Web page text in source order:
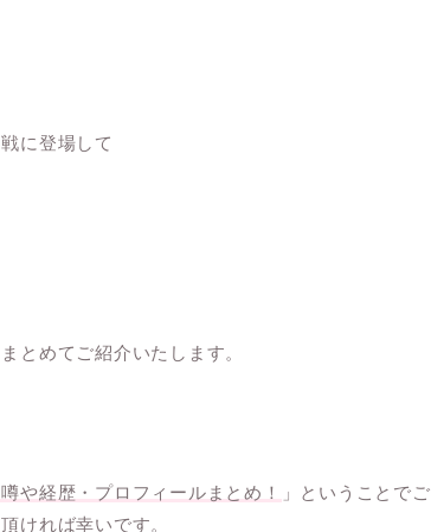
に登場して
とめてご紹介いたします。
や経歴・プロフィールまとめ！
」ということでご
ければ幸いです。